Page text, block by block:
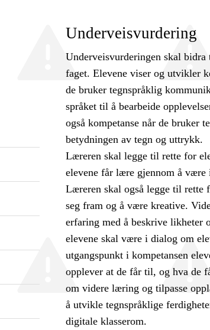
Underveisvurdering
Underveisvurderingen skal
faget. Elevene viser og utvikler
de bruker tegnspråklig
språket til å bearbeide
også kompetanse når de bruker
betydningen av tegn og uttrykk.
Læreren skal legge til rette for
elevene får lære gjennom å være
Læreren skal også legge til rette
seg fram og å være kreative.
erfaring med å beskrive
elevene skal være i dialog om
utgangspunkt i kompetansen
opplever at de får til, og hva de
om videre læring og tilpasse
å utvikle tegnspråklige
digitale klasserom.